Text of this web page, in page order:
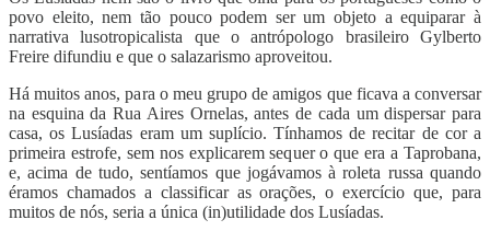
povo eleito, nem tão pouco podem ser um objeto a equiparar à
narrativa lusotropicalista que o antrópologo brasileiro Gylberto
Freire difundiu e que o salazarismo aproveitou.
Há muitos anos, para o meu grupo de amigos que ficava a conversar
na esquina da Rua Aires Ornelas, antes de cada um dispersar para
casa, os Lusíadas eram um suplício. Tínhamos de recitar de cor a
primeira estrofe, sem nos explicarem sequer o que era a Taprobana,
e, acima de tudo, sentíamos que jogávamos à roleta russa quando
éramos chamados a classificar as orações, o exercício que, para
muitos de nós, seria a única (in)utilidade dos Lusíadas.